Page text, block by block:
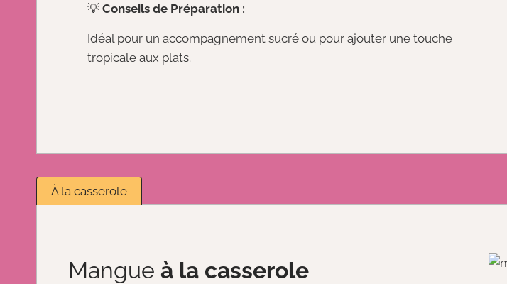
💡 Conseils de Préparation :
Idéal pour un accompagnement sucré ou pour ajouter une touche
tropicale aux plats.
À la casserole
Mangue à la casserole